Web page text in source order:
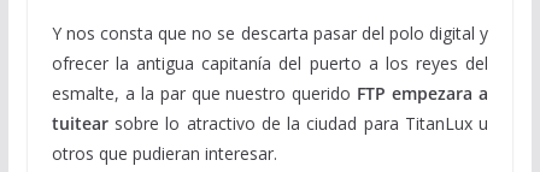
Y nos consta que no se descarta pasar del polo digital y
ofrecer la antigua capitanía del puerto a los reyes del
esmalte, a la par que nuestro querido FTP empezara a
tuitearsobre lo atractivo de la ciudad para TitanLux u
otros que pudieran interesar.